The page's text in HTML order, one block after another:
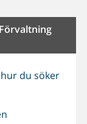
du söker